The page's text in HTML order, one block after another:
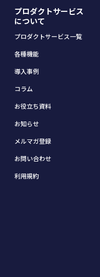
プロダクトサービス
について
プロダクトサービス一覧
各種機能
導入事例
コラム
お役立ち資料
お知らせ
メルマガ登録
お問い合わせ
利用規約